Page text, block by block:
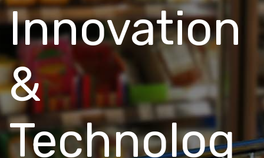
Innovation
&
Technolog